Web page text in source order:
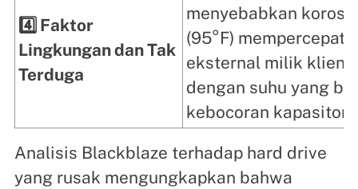
4️⃣ Faktor
Lingkungan dan Tak
Terduga
menyebabkan korosi
(95°F) mempercepat
eksternal milik klien
dengan suhu yang
kebocoran kapasitor.
Analisis Blackblaze terhadap hard drive
yang rusak mengungkapkan bahwa